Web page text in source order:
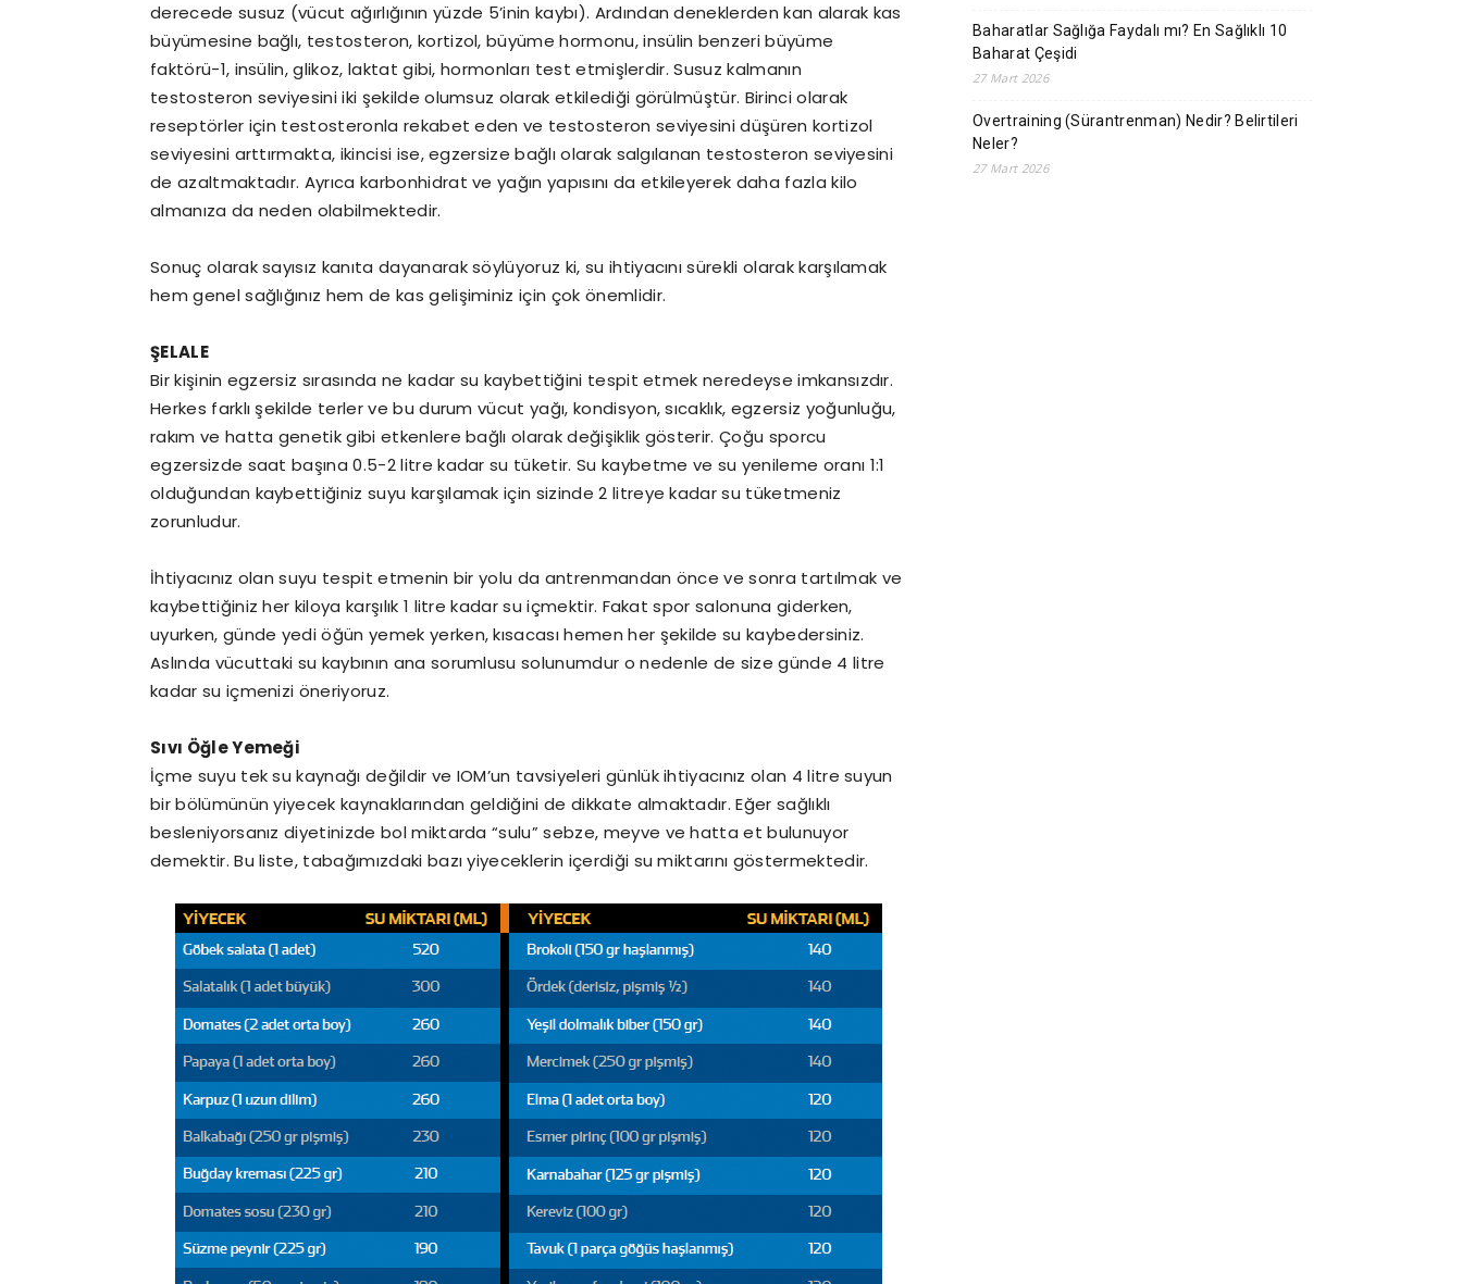
derecede susuz (vücut ağırlığının yüzde 5’inin kaybı). Ardından deneklerden kan alarak kas
büyümesine bağlı, testosteron, kortizol, büyüme hormonu, insülin benzeri büyüme
faktörü-1, insülin, glikoz, laktat gibi, hormonları test etmişlerdir. Susuz kalmanın
testosteron seviyesini iki şekilde olumsuz olarak etkilediği görülmüştür. Birinci olarak
reseptörler için testosteronla rekabet eden ve testosteron seviyesini düşüren kortizol
seviyesini arttırmakta, ikincisi ise, egzersize bağlı olarak salgılanan testosteron seviyesini
de azaltmaktadır. Ayrıca karbonhidrat ve yağın yapısını da etkileyerek daha fazla kilo
almanıza da neden olabilmektedir.
Sonuç olarak sayısız kanıta dayanarak söylüyoruz ki, su ihtiyacını sürekli olarak karşılamak
hem genel sağlığınız hem de kas gelişiminiz için çok önemlidir.
ŞELALE
Bir kişinin egzersiz sırasında ne kadar su kaybettiğini tespit etmek neredeyse imkansızdır.
Herkes farklı şekilde terler ve bu durum vücut yağı, kondisyon, sıcaklık, egzersiz yoğunluğu,
rakım ve hatta genetik gibi etkenlere bağlı olarak değişiklik gösterir. Çoğu sporcu
egzersizde saat başına 0.5-2 litre kadar su tüketir. Su kaybetme ve su yenileme oranı 1:1
olduğundan kaybettiğiniz suyu karşılamak için sizinde 2 litreye kadar su tüketmeniz
zorunludur.
İhtiyacınız olan suyu tespit etmenin bir yolu da antrenmandan önce ve sonra tartılmak ve
kaybettiğiniz her kiloya karşılık 1 litre kadar su içmektir. Fakat spor salonuna giderken,
uyurken, günde yedi öğün yemek yerken, kısacası hemen her şekilde su kaybedersiniz.
Aslında vücuttaki su kaybının ana sorumlusu solunumdur o nedenle de size günde 4 litre
kadar su içmenizi öneriyoruz.
Sıvı Öğle Yemeği
İçme suyu tek su kaynağı değildir ve IOM’un tavsiyeleri günlük ihtiyacınız olan 4 litre suyun
bir bölümünün yiyecek kaynaklarından geldiğini de dikkate almaktadır. Eğer sağlıklı
besleniyorsanız diyetinizde bol miktarda “sulu” sebze, meyve ve hatta et bulunuyor
demektir. Bu liste, tabağımızdaki bazı yiyeceklerin içerdiği su miktarını göstermektedir.
Baharatlar Sağlığa Faydalı mı? En Sağlıklı 10
Baharat Çeşidi
27 Mart 2026
Overtraining (Sürantrenman) Nedir? Belirtileri
Neler?
27 Mart 2026